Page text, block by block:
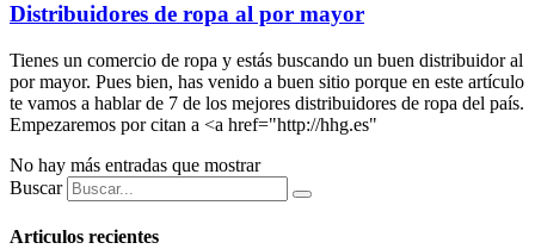
Distribuidores de ropa al por mayor
Tienes un comercio de ropa y estás buscando un buen distribuidor al
por mayor. Pues bien, has venido a buen sitio porque en este artículo
te vamos a hablar de 7 de los mejores distribuidores de ropa del país.
Empezaremos por citan a <a href="http://hhg.es"
No hay más entradas que mostrar
Buscar
Articulos recientes